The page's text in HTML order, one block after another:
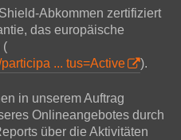
Abkommen zertifiziert
das europäische
(
... tus=Active
).
in unserem Auftrag
Onlineangebotes durch
über die Aktivitäten